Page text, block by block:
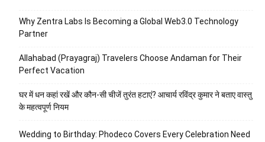
Why Zentra Labs Is Becoming a Global Web3.0 Technology
Partner
Allahabad (Prayagraj) Travelers Choose Andaman for Their
Perfect Vacation
घर में धन कहां रखें और कौन-सी चीजें तुरंत हटाएं? आचार्य रविंद्र कुमार ने बताए वास्तु
के महत्वपूर्ण नियम
Wedding to Birthday: Phodeco Covers Every Celebration Need